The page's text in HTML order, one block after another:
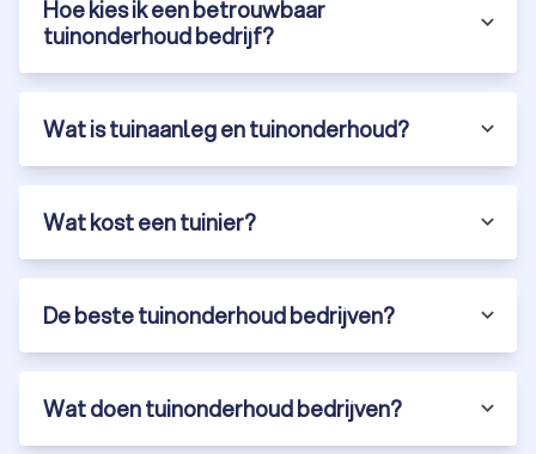
Hoe kies ik een betrouwbaar
tuinonderhoud bedrijf?
Wat is tuinaanleg en tuinonderhoud?
Wat kost een tuinier?
De beste tuinonderhoud bedrijven?
Wat doen tuinonderhoud bedrijven?